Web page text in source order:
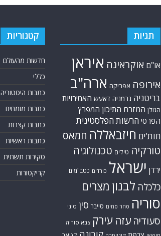
תגיות
או"ם אוקראינה איראן
אירופה אפריקה ארה"ב
בריטניה גרמניה דאעש האמירויות
הגולן המזרח התיכון המפרץ
הפרסי הרשות הפלסטינית
חות'ים חיזבאללה חמאס
טורקיה טילים טכנולוגיה
ירדן ישראל כורדים כטב"מים
כלכלה לבנון מצרים
סוריה סחר סמים סייבר סין סיני
סעודיה עזה עירק צבא סוריה
קטגוריות
חדשות מהעולם
כללי
כתבות היסטוריה
כתבות מומחים
כתבות קצרות
כתבות ראשיות
סקירות תשתית
קריקטורות